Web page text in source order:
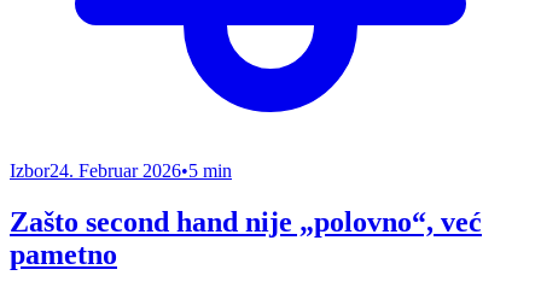
Izbor24. Februar 2026•5 min
Zašto second hand nije „polovno“, već
pametno